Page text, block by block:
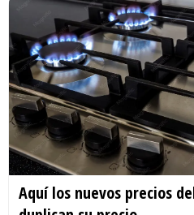
Aquí los nuevos precios